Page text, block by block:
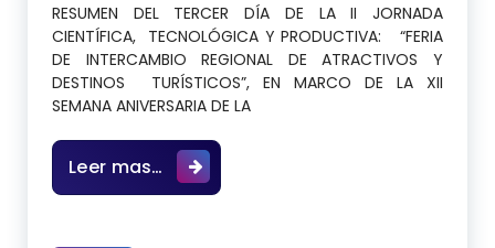
RESUMEN DEL TERCER DÍA DE LA II JORNADA
CIENTÍFICA, TECNOLÓGICA Y PRODUCTIVA: “FERIA
DE INTERCAMBIO REGIONAL DE ATRACTIVOS Y
DESTINOS TURÍSTICOS”, EN MARCO DE LA XII
SEMANA ANIVERSARIA DE LA
Leer mas… RESUMEN DEL TERCER DÍA DE LA II